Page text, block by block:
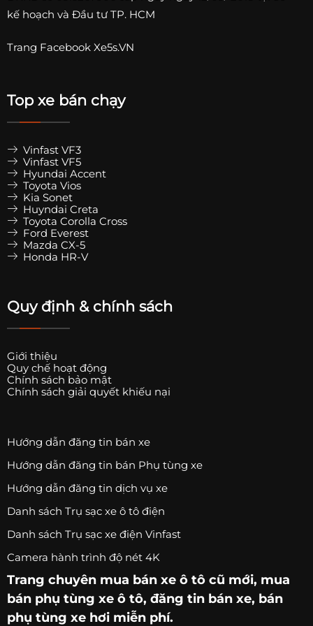
Có thể cần cân bằng động và chỉnh thước lái
Nên độ mâm nếu:
✔ Muốn nâng cấp ngoại hình
✔ Muốn tăng kích thước mâm
✔ Xe nguyên bản nhìn quá “hiền”
✔ Tham gia cộng đồng chơi xe
Không nên độ nếu:
✖ Không muốn ảnh hưởng đăng kiểm
✖ Ngân sách hạn chế
7. Cần lưu ý gì khi độ mâm xe ô tô?
Đây là phần quan trọng nhất bạn cần đọc kỹ.
Mỗi xe có:
Kích thước mâm tiêu chuẩn
Thông số PCD (khoảng cách bu-lông)
Độ lệch tâm (ET)
Nếu chọn sai:
Mâm có thể cạ vào phanh
Cạ vè bánh
Ảnh hưởng lái
kế hoạch và Đầu tư TP. HCM
Trang Facebook Xe5s.VN
Top xe bán chạy
Vinfast VF3
Vinfast VF5
Hyundai Accent
Toyota Vios
Kia Sonet
Huyndai Creta
Toyota Corolla Cross
Ford Everest
Mazda CX-5
Honda HR-V
Quy định & chính sách
Giới thiệu
Quy chế hoạt động
Chính sách bảo mật
Chính sách giải quyết khiếu nại
Hướng dẫn đăng tin bán xe
Hướng dẫn đăng tin bán Phụ tùng xe
Hướng dẫn đăng tin dịch vụ xe
Danh sách Trụ sạc xe ô tô điện
Danh sách Trụ sạc xe điện Vinfast
Camera hành trình độ nét 4K
Trang chuyên mua bán xe ô tô cũ mới, mua
bán phụ tùng xe ô tô, đăng tin bán xe, bán
phụ tùng xe hơi miễn phí.